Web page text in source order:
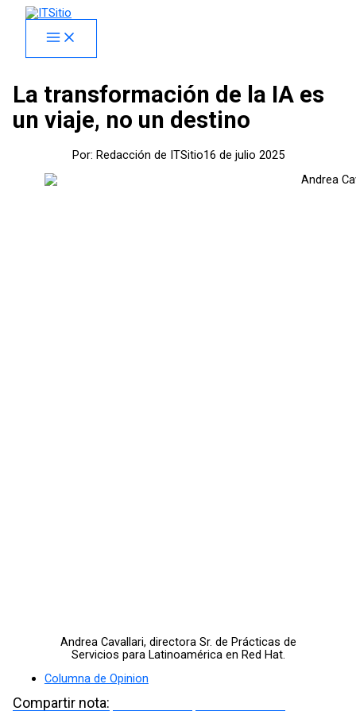
Skip
La transformación de la IA es
un viaje, no un destino
Por: Redacción de ITSitio16 de julio 2025
Andrea Cavallari, directora Sr. de Prácticas de
Servicios para Latinoamérica en Red Hat.
Columna de Opinion
Compartir nota: